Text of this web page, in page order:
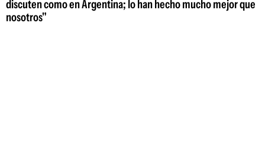
discuten como en Argentina; lo han hecho mucho mejor que
nosotros"